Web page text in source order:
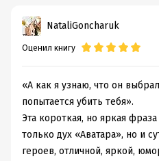
Дата поступления:22 августа
Время на чтение:6ч.
NataliGoncharuk
Оценил книгу
«А как я узнаю, что он
попытается убить тебя».
Эта короткая, но яркая
только дух «Аватара», но и
героев, отличной, яркой,